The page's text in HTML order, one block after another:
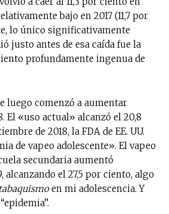
bajo en 2017 (11,7 por
lo único significativamente
justo antes de esa caída fue la
profundamente ingenua de
luego comenzó a aumentar
El «uso actual» alcanzó el 20,8
de 2018, la FDA de EE. UU.
de vapeo adolescente». El vapeo
secundaria aumentó
alcanzando el 27,5 por ciento, algo
en mi adolescencia. Y